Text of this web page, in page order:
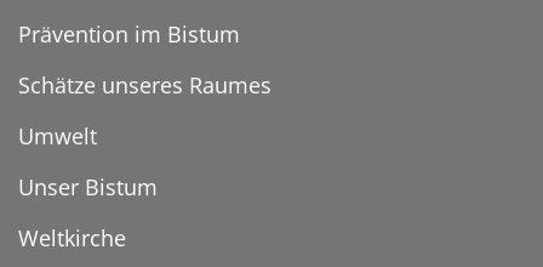
Prävention im Bistum
Schätze unseres Raumes
Umwelt
Unser Bistum
Weltkirche